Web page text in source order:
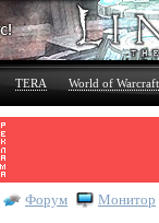
TERA World of Warcraft
Форум Монитор